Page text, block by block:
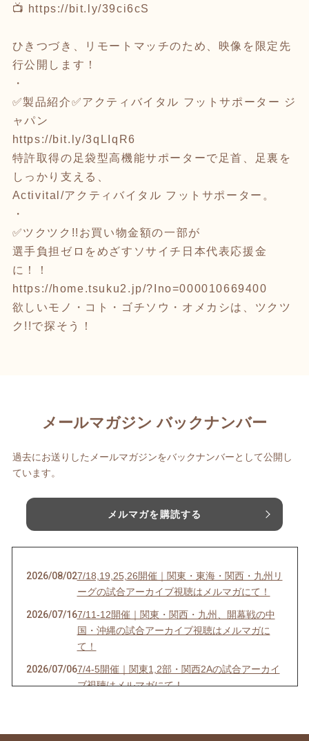
📺 https://bit.ly/39ci6cS
ひきつづき、リモートマッチのため、映像を限定先
行公開します！
・
✅製品紹介✅アクティバイタル フットサポーター ジ
ャパン
https://bit.ly/3qLIqR6
特許取得の足袋型高機能サポーターで足首、足裏を
しっかり支える、
Activital/アクティバイタル フットサポーター。
・
✅ツクツク!!お買い物金額の一部が
選手負担ゼロをめざすソサイチ日本代表応援金
に！！
https://home.tsuku2.jp/?Ino=000010669400
欲しいモノ・コト・ゴチソウ・オメカシは、ツクツ
ク!!で探そう！
メールマガジン バックナンバー
過去にお送りしたメールマガジンをバックナンバーとして公開し
ています。
メルマガを購読する
2026/08/027/18,19,25,26開催｜関東・東海・関西・九州リ
ーグの試合アーカイブ視聴はメルマガにて！
2026/07/167/11-12開催｜関東・関西・九州、開幕戦の中
国・沖縄の試合アーカイブ視聴はメルマガに
て！
2026/07/067/4-5開催｜関東1,2部・関西2Aの試合アーカイ
ブ視聴はメルマガにて！